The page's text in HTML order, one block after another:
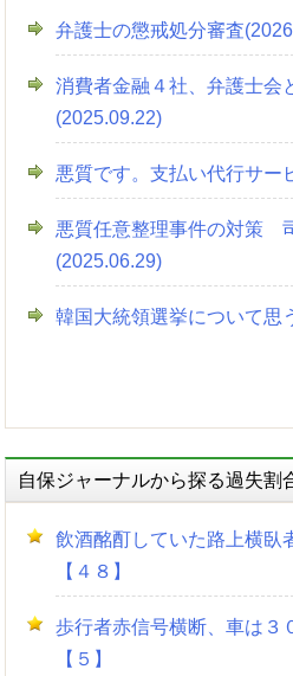
弁護士の懲戒処分審査
消費者金融４社、弁護士会
(2025.09.22)
悪質です。支払い代行サー
悪質任意整理事件の対策
(2025.06.29)
韓国大統領選挙について思
自保ジャーナルから探る過失割
飲酒酩酊していた路上横臥
【４８】
歩行者赤信号横断、車は３
【５】